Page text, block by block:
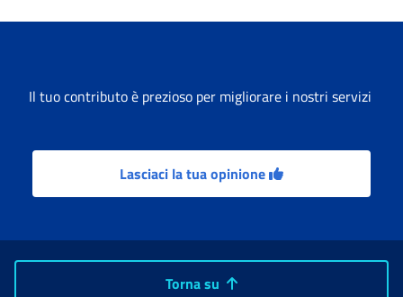
Il tuo contributo è prezioso per migliorare i nostri servizi
Lasciaci la tua opinione
Torna su